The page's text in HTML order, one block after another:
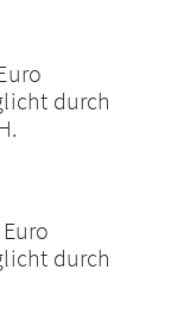
durch
durch